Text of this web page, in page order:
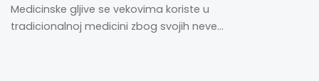
Medicinske gljive se vekovima koriste u
tradicionalnoj medicini zbog svojih neve...